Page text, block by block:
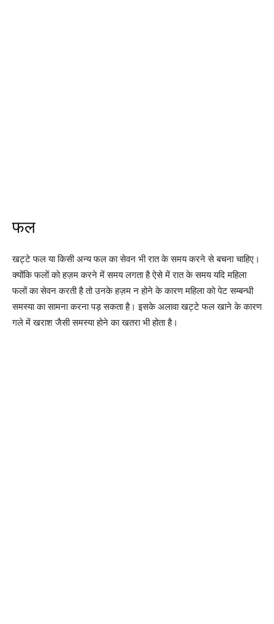
फल
खट्टे फल या किसी अन्य फल का सेवन भी रात के समय करने से बचना चाहिए।
क्योंकि फलों को हज़म करने में समय लगता है ऐसे में रात के समय यदि महिला
फलों का सेवन करती है तो उनके हज़म न होने के कारण महिला को पेट सम्बन्धी
समस्या का सामना करना पड़ सकता है। इसके अलावा खट्टे फल खाने के कारण
गले में खराश जैसी समस्या होने का खतरा भी होता है।